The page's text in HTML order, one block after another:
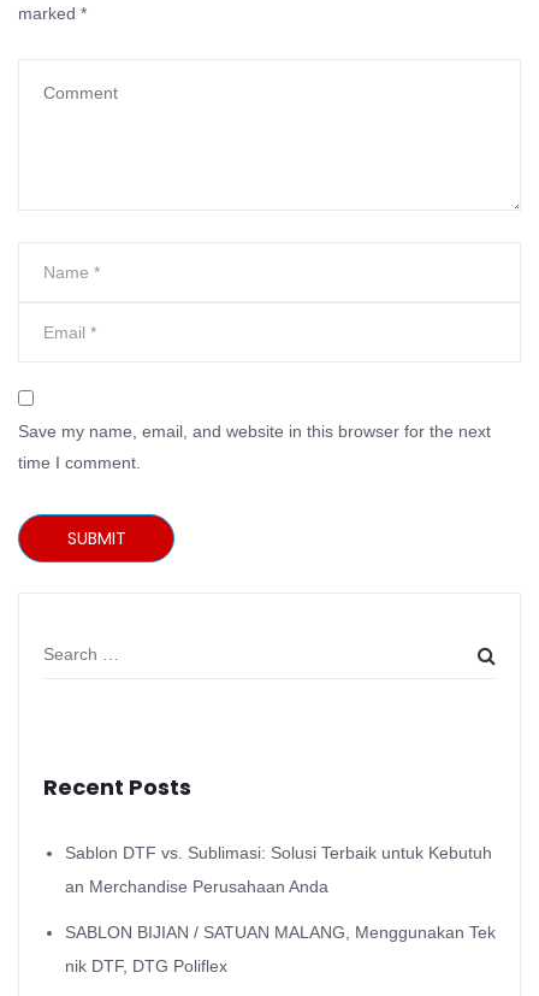
marked *
Save my name, email, and website in this browser for the next
time I comment.
SUBMIT
Recent Posts
Sablon DTF vs. Sublimasi: Solusi Terbaik untuk Kebutuh
an Merchandise Perusahaan Anda
SABLON BIJIAN / SATUAN MALANG, Menggunakan Tek
nik DTF, DTG Poliflex